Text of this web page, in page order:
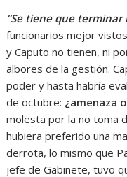
“Se tiene que
funcionarios mejor
y Caputo no tienen, ni
albores de la gestión.
poder y hasta habría
de octubre: ¿amenaza
molesta por la no toma
hubiera preferido una
derrota, lo mismo que
jefe de Gabinete, tuvo